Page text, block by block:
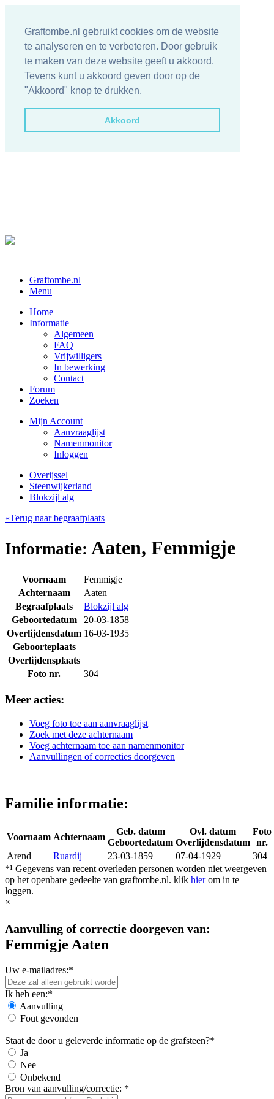
Graftombe.nl gebruikt cookies om de website
te analyseren en te verbeteren. Door gebruik
te maken van deze website geeft u akkoord.
Tevens kunt u akkoord geven door op de
"Akkoord" knop te drukken.
Akkoord
Graftombe.nl
Menu
Home
Informatie
Algemeen
FAQ
Vrijwilligers
In bewerking
Contact
Forum
Zoeken
Mijn Account
Aanvraaglijst
Namenmonitor
Inloggen
Overijssel
Steenwijkerland
Blokzijl alg
«Terug naar begraafplaats
Informatie: Aaten, Femmigje
Voornaam
Femmigje
Achternaam
Aaten
Begraafplaats
Blokzijl alg
Geboortedatum
20-03-1858
Overlijdensdatum 16-03-1935
Geboorteplaats
Overlijdensplaats
Foto nr.
304
Meer acties:
Voeg foto toe aan aanvraaglijst
Zoek met deze achternaam
Voeg achternaam toe aan namenmonitor
Aanvullingen of correcties doorgeven
Familie informatie:
Voornaam Achternaam
Geb. datum
Geboortedatum
Ovl. datum
Overlijdensdatum
Foto
nr.
Arend
Ruardij 23-03-1859 07-04-1929
304
*¹ Gegevens van recent overleden personen worden niet weergeven
op het openbare gedeelte van graftombe.nl. klik hierom in te
loggen.
×
Aanvulling of correctie doorgeven van:
Femmigje Aaten
Uw e-mailadres:*
Ik heb een:*
Aanvulling
Fout gevonden
Staat de door u geleverde informatie op de grafsteen?*
Ja
Nee
Onbekend
Bron van aanvulling/correctie: *